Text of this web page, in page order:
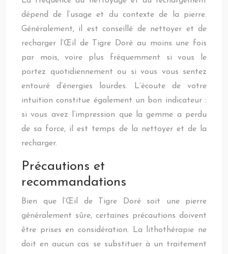
dépend de l’usage et du contexte de la pierre.
Généralement, il est conseillé de nettoyer et de
recharger l’Œil de Tigre Doré au moins une fois
par mois, voire plus fréquemment si vous le
portez quotidiennement ou si vous vous sentez
entouré d’énergies lourdes. L’écoute de votre
intuition constitue également un bon indicateur :
si vous avez l’impression que la gemme a perdu
de sa force, il est temps de la nettoyer et de la
recharger.
Précautions et
recommandations
Bien que l’Œil de Tigre Doré soit une pierre
généralement sûre, certaines précautions doivent
être prises en considération. La lithothérapie ne
doit en aucun cas se substituer à un traitement